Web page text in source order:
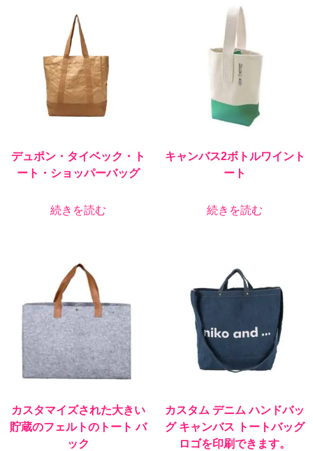
デュポン・タイベック・ト
ート・ショッパーバッグ
続きを読む
キャンバス2ボトルワイント
ート
続きを読む
カスタマイズされた大きい
貯蔵のフェルトのトート バ
ック
カスタム デニム ハンドバッ
グ キャンバス トートバッグ
ロゴを印刷できます。